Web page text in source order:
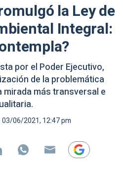
la Ley de
Integral:
por el Poder Ejecutivo,
de la problemática
mirada más transversal e
03/06/2021, 12:47 pm